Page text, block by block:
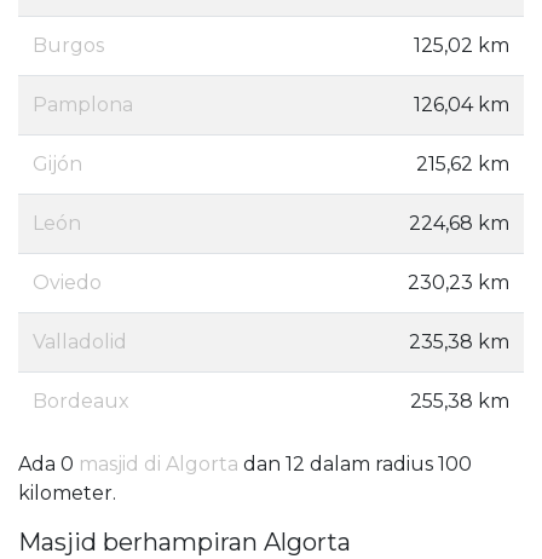
Burgos 125,02 km
Pamplona 126,04 km
Gijón 215,62 km
León 224,68 km
Oviedo 230,23 km
Valladolid 235,38 km
Bordeaux 255,38 km
Ada 0 masjid di Algorta dan 12 dalam radius 100
kilometer.
Masjid berhampiran Algorta